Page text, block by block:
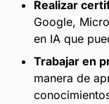
Realizar
Google,
en IA que
Trabajar en
manera de